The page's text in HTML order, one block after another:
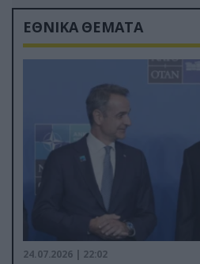
ΕΘΝΙΚΑ ΘΕΜΑΤΑ
24.07.2026 | 22:02